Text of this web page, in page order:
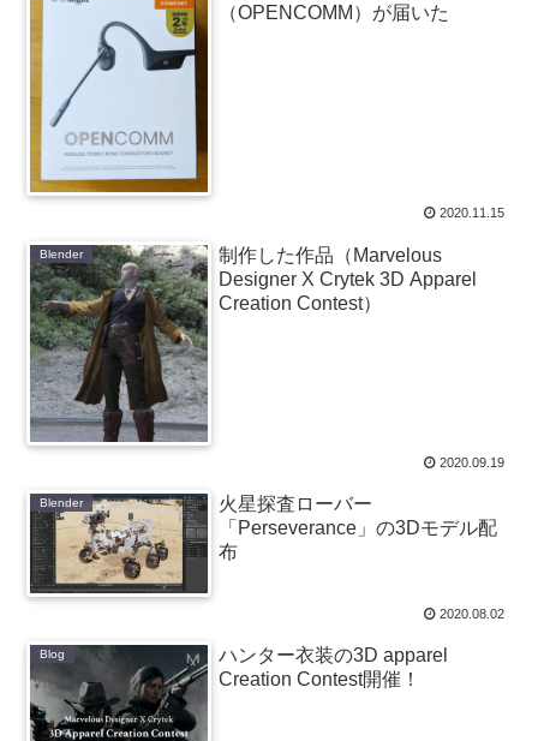
（OPENCOMM）が届いた
2020.11.15
Blender
制作した作品（Marvelous
Designer X Crytek 3D Apparel
Creation Contest）
2020.09.19
Blender
火星探査ローバー
「Perseverance」の3Dモデル配
布
2020.08.02
Blog
ハンター衣装の3D apparel
Creation Contest開催！